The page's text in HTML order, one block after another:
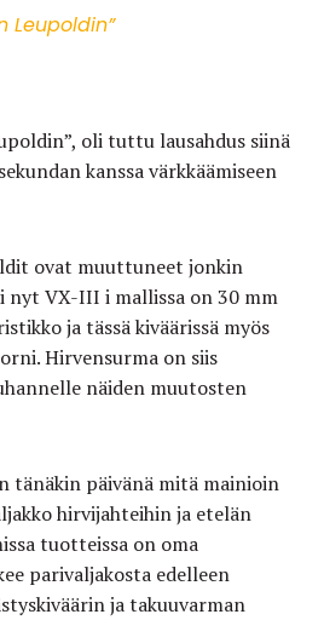
Leupoldin”
oli tuttu lausahdus siinä
kanssa värkkäämiseen
ovat muuttuneet jonkin
nyt VX-III i mallissa on 30 mm
ja tässä kiväärissä myös
Hirvensurma on siis
näiden muutosten
tänäkin päivänä mitä mainioin
hirvijahteihin ja etelän
tuotteissa on oma
parivaljakosta edelleen
ja takuuvarman